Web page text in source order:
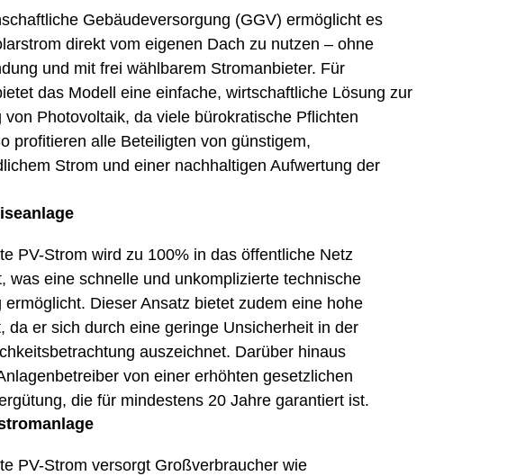
Gebäudeversorgung (GGV) ermöglicht es
direkt vom eigenen Dach zu nutzen – ohne
und mit frei wählbarem Stromanbieter. Für
das Modell eine einfache, wirtschaftliche Lösung zur
von Photovoltaik, da viele bürokratische Pflichten
profitieren alle Beteiligten von günstigem,
Strom und einer nachhaltigen Aufwertung der
PV-Strom wird zu 100% in das öffentliche Netz
was eine schnelle und unkomplizierte technische
ermöglicht. Dieser Ansatz bietet zudem eine hohe
da er sich durch eine geringe Unsicherheit in der
auszeichnet. Darüber hinaus
von einer erhöhten gesetzlichen
die für mindestens 20 Jahre garantiert ist.
PV-Strom versorgt Großverbraucher wie